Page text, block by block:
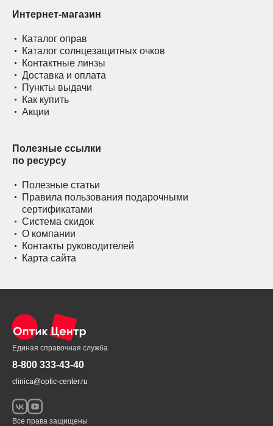
Интернет-магазин
Каталог оправ
Каталог солнцезащитных очков
Контактные линзы
Доставка и оплата
Пункты выдачи
Как купить
Акции
Полезные ссылки
по ресурсу
Полезные статьи
Правила пользования подарочными
сертификатами
Система скидок
О компании
Контакты руководителей
Карта сайта
Единая справочная служба
8-800 333-43-40
clinica@optic-center.ru
Все права защищены